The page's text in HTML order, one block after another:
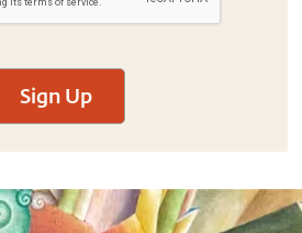
Sign Up